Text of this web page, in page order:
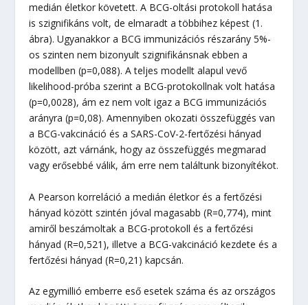
medián életkor követett. A BCG-oltási protokoll hatása
is szignifikáns volt, de elmaradt a többihez képest (1.
ábra). Ugyanakkor a BCG immunizációs részarány 5%-
os szinten nem bizonyult szignifikánsnak ebben a
modellben (p=0,088). A teljes modellt alapul vevő
likelihood-próba szerint a BCG-protokollnak volt hatása
(p=0,0028), ám ez nem volt igaz a BCG immunizációs
arányra (p=0,08). Amennyiben okozati összefüggés van
a BCG-vakcináció és a SARS-CoV-2-fertőzési hányad
között, azt várnánk, hogy az összefüggés megmarad
vagy erősebbé válik, ám erre nem találtunk bizonyítékot.
A Pearson korreláció a medián életkor és a fertőzési
hányad között szintén jóval magasabb (R=0,774), mint
amiről beszámoltak a BCG-protokoll és a fertőzési
hányad (R=0,521), illetve a BCG-vakcináció kezdete és a
fertőzési hányad (R=0,21) kapcsán.
Az egymillió emberre eső esetek száma és az országos